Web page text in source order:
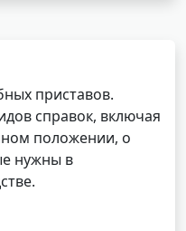
приставов.
справок, включая
положении, о
нужны в